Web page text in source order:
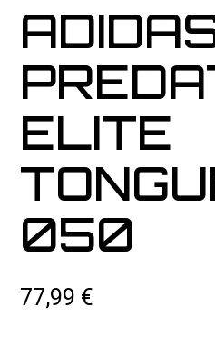
ELITE
050
77,99 €